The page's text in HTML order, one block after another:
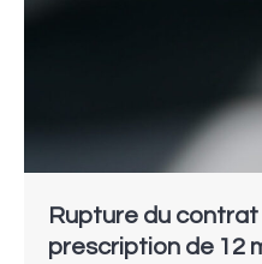
Rupture du contrat
prescription de 12